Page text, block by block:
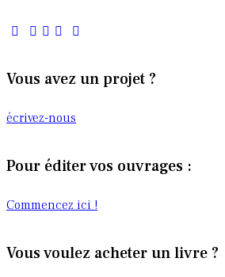
Vous avez un projet ?
écrivez-nous
Pour éditer vos ouvrages :
Commencez ici !
Vous voulez acheter un livre ?